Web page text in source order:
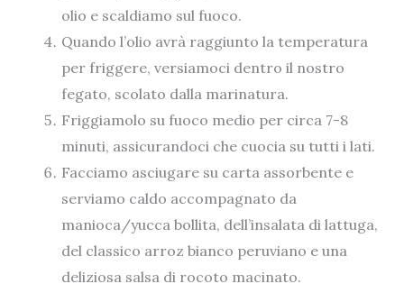
olio e scaldiamo sul fuoco.
Quando l’olio avrà raggiunto la temperatura
per friggere, versiamoci dentro il nostro
fegato, scolato dalla marinatura.
Friggiamolo su fuoco medio per circa 7-8
minuti, assicurandoci che cuocia su tutti i lati.
Facciamo asciugare su carta assorbente e
serviamo caldo accompagnato da
manioca/yucca bollita, dell’insalata di lattuga,
del classico arroz bianco peruviano e una
deliziosa salsa di rocoto macinato.